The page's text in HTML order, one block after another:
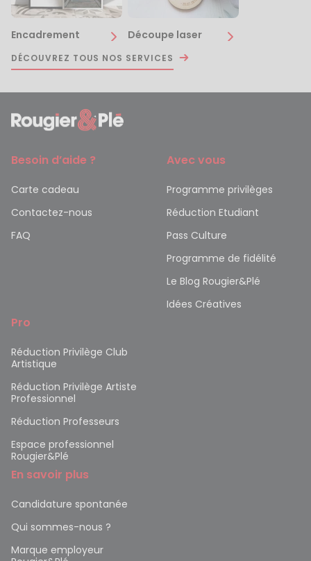
Encadrement Découpe laser
DÉCOUVREZ TOUS NOS SERVICES
Besoin d’aide ?
Carte cadeau
Contactez-nous
FAQ
Avec vous
Programme privilèges
Réduction Etudiant
Pass Culture
Programme de fidélité
Le Blog Rougier&Plé
Idées Créatives
Pro
Réduction Privilège Club
Artistique
Réduction Privilège Artiste
Professionnel
Réduction Professeurs
Espace professionnel
Rougier&Plé
En savoir plus
Candidature spontanée
Qui sommes-nous ?
Marque employeur